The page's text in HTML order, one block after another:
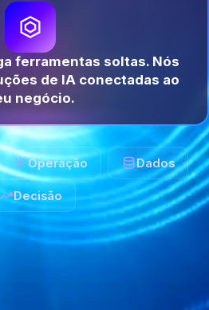
ferramentas soltas. Nós
de IA conectadas ao
negócio.
Operação Dados
Decisão